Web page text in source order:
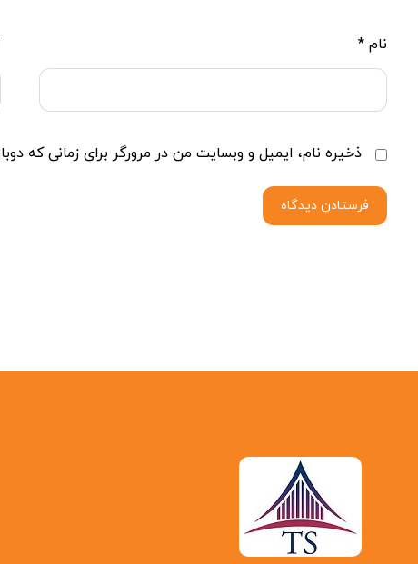
نام *
ذخیره نام، ایمیل و وبسایت من در مرورگر برای زمانی که
فرستادن دیدگاه